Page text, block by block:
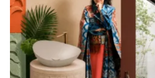
Langkah 2- Siram & gembur
kurang subur